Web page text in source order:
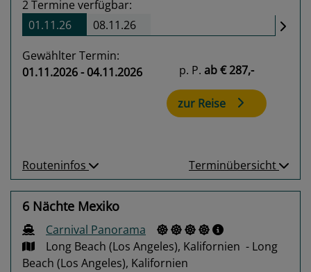
2Termine verfügbar:
01.11.26
08.11.26
Gewählter Termin:
01.11.2026 - 04.11.2026
p. P. ab€ 287,-
zur Reise
Routeninfos Terminübersicht
6 Nächte Mexiko
Carnival Panorama
Long Beach (Los Angeles), Kalifornien - Long
Beach (Los Angeles), Kalifornien